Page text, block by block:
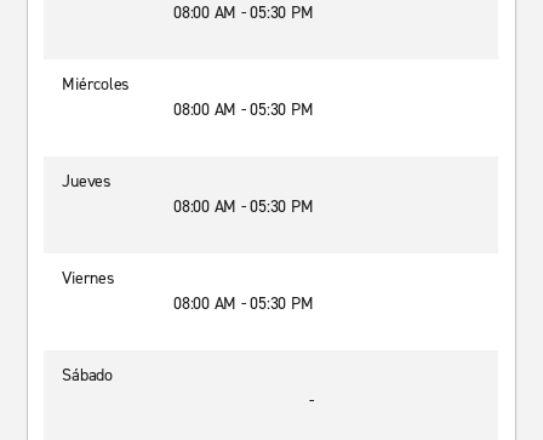
08:00 AM - 05:30 PM
Miércoles
08:00 AM - 05:30 PM
Jueves
08:00 AM - 05:30 PM
Viernes
08:00 AM - 05:30 PM
Sábado
-